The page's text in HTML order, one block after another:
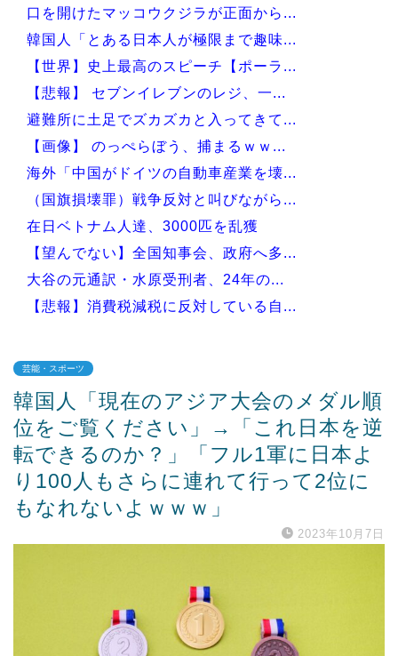
Powered by livedoor 相互RSS
口を開けたマッコウクジラが正面から...
韓国人「とある日本人が極限まで趣味...
【世界】史上最高のスピーチ【ポーラ...
【悲報】 セブンイレブンのレジ、一...
避難所に土足でズカズカと入ってきて...
【画像】 のっぺらぼう、捕まるｗｗ...
海外「中国がドイツの自動車産業を壊...
（国旗損壊罪）戦争反対と叫びながら...
在日ベトナム人達、3000匹を乱獲
【望んでない】全国知事会、政府へ多...
大谷の元通訳・水原受刑者、24年の...
【悲報】消費税減税に反対している自...
Powered by livedoor 相互RSS
芸能・スポーツ
韓国人「現在のアジア大会のメダル順
位をご覧ください」→「これ日本を逆
転できるのか？」「フル1軍に日本よ
り100人もさらに連れて行って2位に
もなれないよｗｗｗ」
2023年10月7日